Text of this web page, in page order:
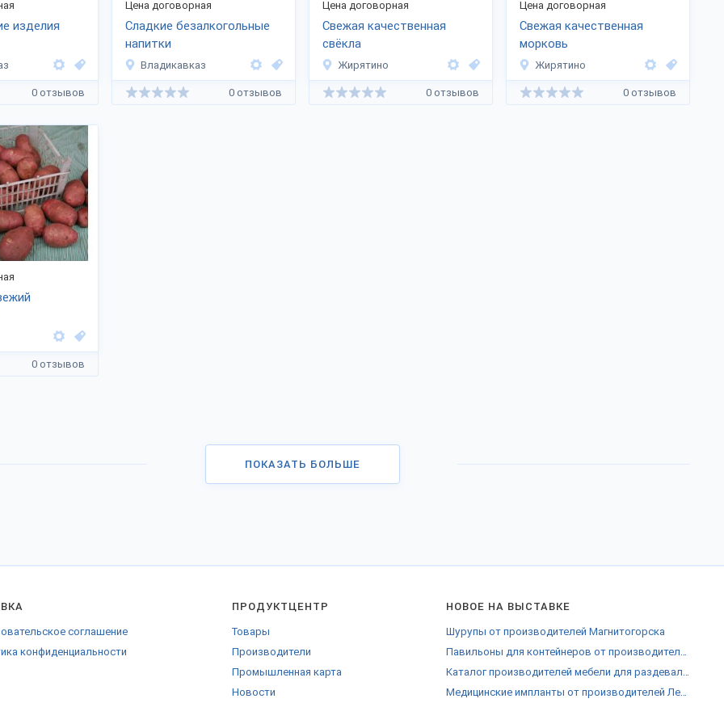
изделия
0 отзывов
Цена договорная
Сладкие безалкогольные
напитки
Владикавказ
0 отзывов
Цена договорная
Свежая качественная
свёкла
Жирятино
0 отзывов
Цена договорная
Свежая качественная
морковь
Жирятино
0 отзывов
0 отзывов
ПОКАЗАТЬ БОЛЬШЕ
соглашение
конфиденциальности
ПРОДУКТЦЕНТР
Товары
Производители
Промышленная карта
Новости
НОВОЕ НА ВЫСТАВКЕ
Шурупы от производителей Магнитогорска
Павильоны для контейнеров от производителей Нижегородской области
Каталог производителей мебели для раздевалок Смоленской области
Медицинские импланты от производителей Ленинградской области